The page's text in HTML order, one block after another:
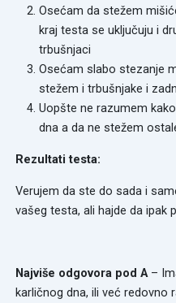
Osećam da stežem
kraj testa se uključuju i
trbušnjaci
Osećam slabo stezanje
stežem i trbušnjake i
Uopšte ne razumem
dna a da ne stežem
Rezultati testa:
Verujem da ste do sada i
vašeg testa, ali hajde da ipak
Najviše odgovora pod A–
karličnog dna, ili već redovno